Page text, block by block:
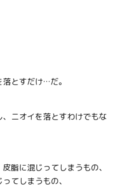
とすだけ…だ。
ニオイを落とすわけでもな
脂に混じってしまうもの、
てしまうもの、